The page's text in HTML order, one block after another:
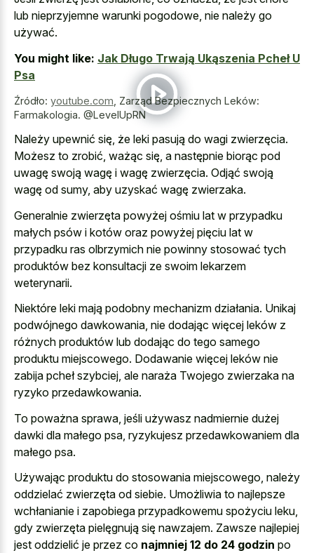
lub nieprzyjemne warunki pogodowe, nie należy go
używać.
You might like: Jak Długo Trwają Ukąszenia Pcheł U
Psa
Źródło: youtube.com Zarząd Bezpiecznych Leków:
Farmakologia. @LevelUpRN
Należy upewnić się, że leki pasują do wagi zwierzęcia.
Możesz to zrobić, ważąc się, a następnie biorąc pod
uwagę swoją wagę i wagę zwierzęcia. Odjąć swoją
wagę od sumy, aby uzyskać wagę zwierzaka.
Generalnie zwierzęta powyżej ośmiu lat w przypadku
małych psów i kotów oraz powyżej pięciu lat w
przypadku ras olbrzymich nie powinny stosować tych
produktów bez konsultacji ze swoim lekarzem
weterynarii.
Niektóre leki mają podobny mechanizm działania. Unikaj
podwójnego dawkowania, nie dodając więcej leków z
różnych produktów lub dodając do tego samego
produktu miejscowego. Dodawanie więcej leków nie
zabija pcheł szybciej, ale naraża Twojego zwierzaka na
ryzyko przedawkowania.
To poważna sprawa, jeśli używasz nadmiernie dużej
dawki dla małego psa, ryzykujesz przedawkowaniem dla
małego psa.
Używając produktu do stosowania miejscowego, należy
oddzielać zwierzęta od siebie. Umożliwia to najlepsze
wchłanianie i zapobiega przypadkowemu spożyciu leku,
gdy zwierzęta pielęgnują się nawzajem. Zawsze najlepiej
jest oddzielić je przez co najmniej 12 do 24 godzin po